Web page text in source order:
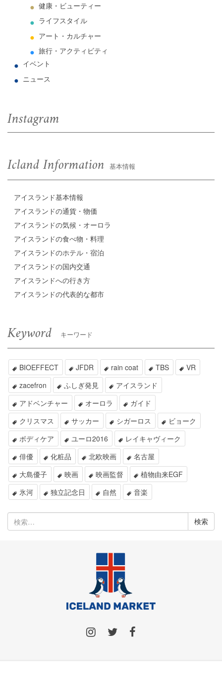
健康・ビューティー
ライフスタイル
アート・カルチャー
旅行・アクティビティ
イベント
ニュース
Instagram
Icland Information 基本情報
アイスランド基本情報
アイスランドの通貨・物価
アイスランドの気候・オーロラ
アイスランドの食べ物・料理
アイスランドのホテル・宿泊
アイスランドの国内交通
アイスランドへの行き方
アイスランドの代表的な都市
Keyword キーワード
BIOEFFECT JFDR rain coat TBS
VR
zacefron
ふしぎ発見
アイスランド
アドベンチャー
オーロラ
ガイド
クリスマス
サッカー シガーロス
ビョーク
ボディケア
ユーロ2016
レイキャヴィーク
俳優
化粧品 北欧映画
名古屋
大島優子
映画 映画監督
植物由来EGF
氷河
独立記念日 自然 音楽
索: